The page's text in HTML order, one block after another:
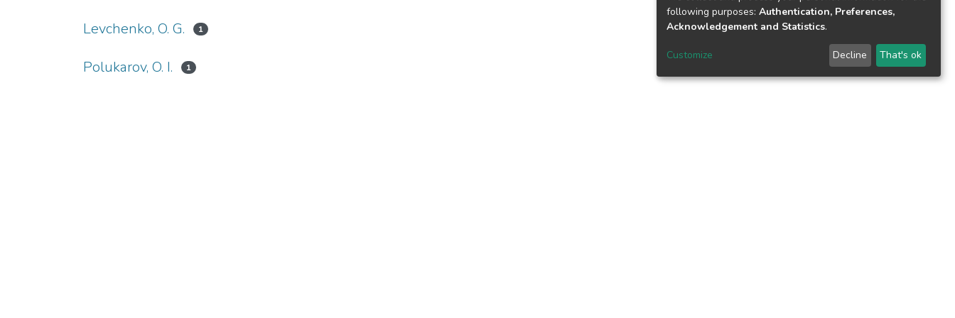
Levchenko, O. G. 1
Polukarov, O. I. 1
following purposes: Authentication, Preferences,
Acknowledgement and Statistics.
Customize Decline That's ok